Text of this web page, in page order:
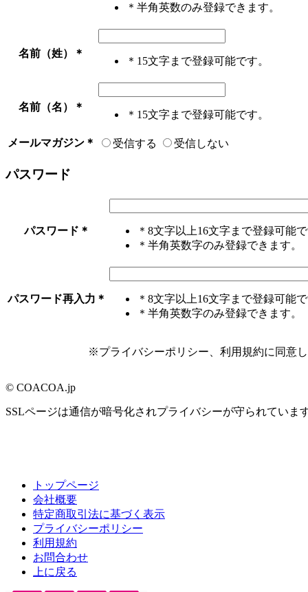
＊半角英数のみ登録できます。
名前（姓） ＊
＊15文字まで登録可能です。
名前（名） ＊
＊15文字まで登録可能です。
メールマガジン ＊ 受信する 受信しない
パスワード
パスワード ＊
＊8文字以上16文字まで登録可能
＊半角英数字のみ登録できます。
パスワード再入力 ＊
＊8文字以上16文字まで登録可能
＊半角英数字のみ登録できます。
※プライバシーポリシー、利用規約に同意して
© COACOA.jp
SSLページは通信が暗号化されプライバシーが守られていま
トップページ
会社概要
特定商取引法に基づく表示
プライバシーポリシー
利用規約
お問合わせ
上に戻る